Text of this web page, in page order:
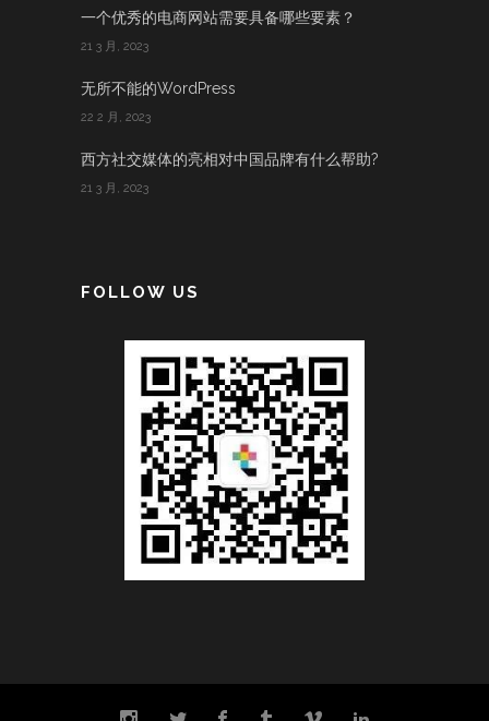
一个优秀的电商网站需要具备哪些要素？
21 3 月, 2023
无所不能的WordPress
22 2 月, 2023
西方社交媒体的亮相对中国品牌有什么帮助?
21 3 月, 2023
FOLLOW US